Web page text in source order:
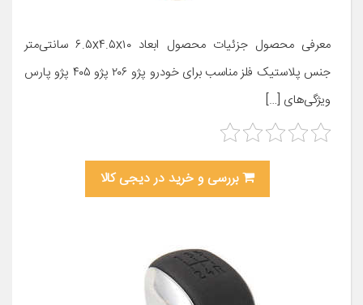
معرفی محصول جزئیات محصول ابعاد ۶.۵x۴.۵x۱۰ سانتی‌متر
جنس پلاستیک فلز مناسب برای خودرو پژو ۲۰۶ پژو ۴۰۵ پژو پارس
ویژگی‌های […]
بررسی و خرید در دیجی کالا